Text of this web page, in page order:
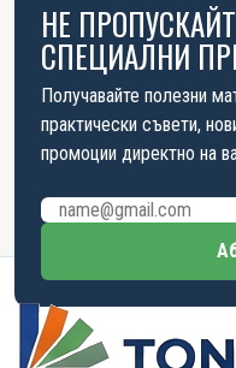
НЕ
СПЕЦИАЛНИ
Получавайте полезни
практически съвети,
промоции директно на
Имейл адрес